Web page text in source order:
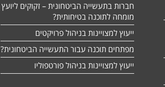
חברות בתעשייה הביטחונית – זקוקים ליועץ
מומחה לתוכנה בטיחותית?
ייעוץ למצויינות בניהול פרויקטים
מפתחים תוכנה עבור התעשייה הביטחונית?
ייעוץ למצויינות בניהול פורטפוליו